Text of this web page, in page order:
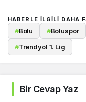
HABERLE ILGILI DAHA
#Bolu #Boluspor
#Trendyol 1. Lig
Bir Cevap Yaz